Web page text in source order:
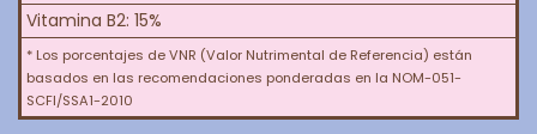
Vitamina B2: 15%
* Los porcentajes de VNR (Valor Nutrimental de Referencia) están
basados en las recomendaciones ponderadas en la NOM-051-
SCFI/SSA1-2010